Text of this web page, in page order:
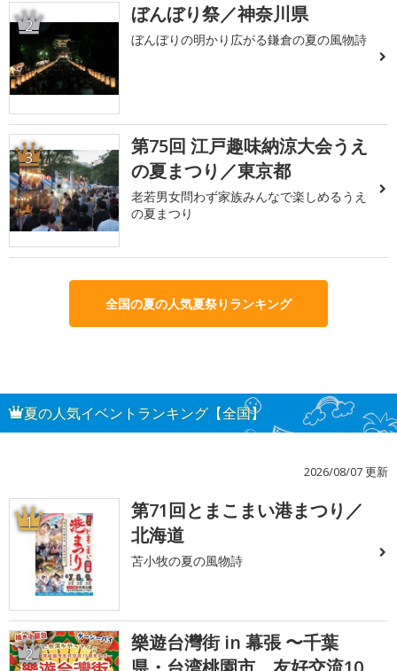
2 ぼんぼり祭／神奈川県
ぼんぼりの明かり広がる鎌倉の夏の風物詩
3
第75回 江戸趣味納涼大会うえ
の夏まつり／東京都
老若男女問わず家族みんなで楽しめるうえ
の夏まつり
全国の夏の人気夏祭りランキング
夏の人気イベントランキング【全国】
2026/08/07 更新
1
第71回とまこまい港まつり／
北海道
苫小牧の夏の風物詩
2
樂遊台灣街 in 幕張 〜千葉